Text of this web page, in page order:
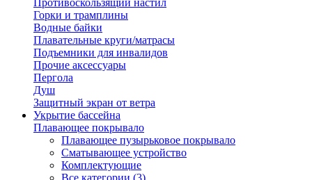
Противоскользящий настил
Горки и трамплины
Водные байки
Плавательные круги/матрасы
Подъемники для инвалидов
Прочие аксессуары
Пергола
Душ
Защитный экран от ветра
Укрытие бассейна
Плавающее покрывало
Плавающее пузырьковое покрывало
Сматывающее устройство
Комплектующие
Все категории (3)